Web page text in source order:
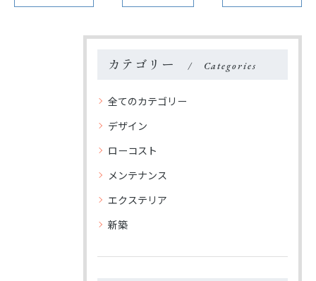
カテゴリー Categories
全てのカテゴリー
デザイン
ローコスト
メンテナンス
エクステリア
新築